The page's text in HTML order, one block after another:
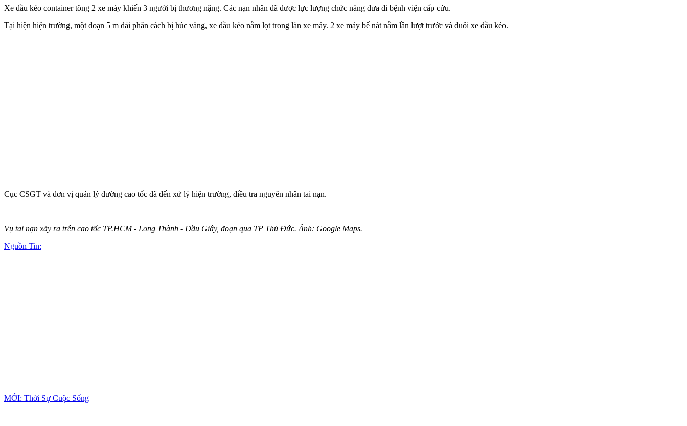
Xe đầu kéo container tông 2 xe máy khiến 3 người bị thương nặng. Các nạn nhân đã được lực lượng chức năng đưa đi bệnh viện cấp cứu.
Tại hiện hiện trường, một đoạn 5 m dải phân cách bị húc văng, xe đầu kéo nằm lọt trong làn xe máy. 2 xe máy bể nát nằm lần lượt trước và đuôi xe đầu kéo.
Cục CSGT và đơn vị quản lý đường cao tốc đã đến xử lý hiện trường, điều tra nguyên nhân tai nạn.
Vụ tai nạn xảy ra trên cao tốc TP.HCM - Long Thành - Dầu Giây, đoạn qua TP Thủ Đức. Ảnh: Google Maps.
Nguồn Tin:
MỚI: Thời Sự Cuộc Sống